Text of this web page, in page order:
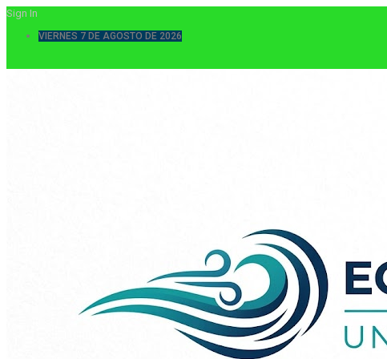
Sign In
VIERNES 7 DE AGOSTO DE 2026